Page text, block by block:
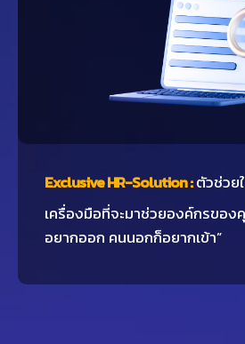
Exclusive HR-Solution :ตัวช่วย
เครื่องมือที่จะมาช่วยองค์กรของ
อยากออก คนนอกก็อยากเข้า”